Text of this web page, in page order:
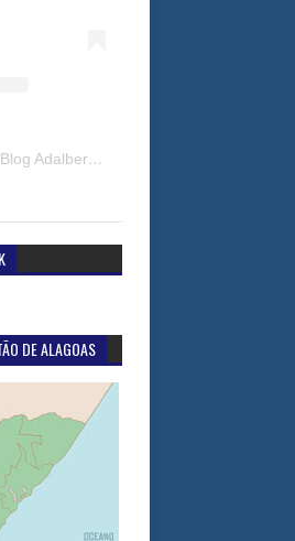
Uma publicação partilhada por Blog Adalberto Gomes Noticias (@blogadalbertogomesnoticiass)
DE ALAGOAS